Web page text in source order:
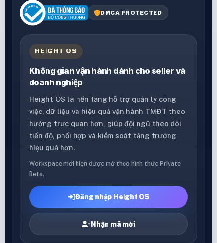
DMCA PROTECTED
HEIGHT OS
Không gian vận hành dành cho seller và
doanh nghiệp
Height OS là nền tảng hỗ trợ quản lý công
việc, dữ liệu và hiệu quả vận hành TMĐT theo
hướng trực quan hơn, giúp đội ngũ theo dõi
tiến độ, phối hợp và kiểm soát tăng trưởng
hiệu quả hơn.
Workspace mới hiện được mở theo hình thức Private
Beta.
Đăng nhập Height OS
Nhận mã mời